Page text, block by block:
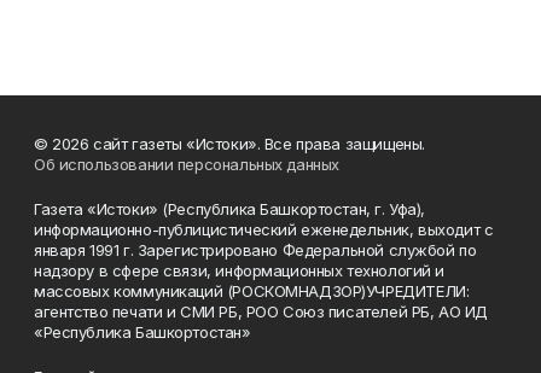
© 2026 сайт газеты «Истоки». Все права защищены.
Об использовании персональных данных
Газета «Истоки» (Республика Башкортостан, г. Уфа),
информационно-публицистический еженедельник, выходит с
января 1991 г. Зарегистрировано Федеральной службой по
надзору в сфере связи, информационных технологий и
массовых коммуникаций (РОСКОМНАДЗОР)УЧРЕДИТЕЛИ:
агентство печати и СМИ РБ, РОО Союз писателей РБ, АО ИД
«Республика Башкортостан»